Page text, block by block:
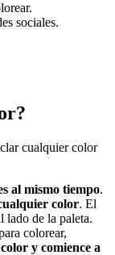
sociales.
cualquier color
al mismo tiempo.
color. El
lado de la paleta.
colorear,
y comience a